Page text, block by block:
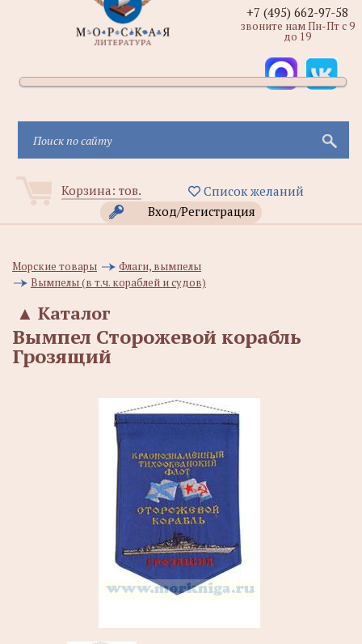
Корзина: тов.
Список желаний
Вход/Регистрация
+7 (495) 662-97-58
звоните нам Пн-Пт с 9
до 19
Морские товары
Флаги, вымпелы
Вымпелы (в т.ч. кораблей и судов)
Каталог
▲
Вымпел Сторожевой корабль
Грозящий